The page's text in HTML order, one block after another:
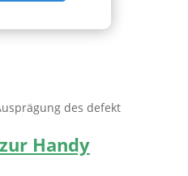
des defekt
Handy